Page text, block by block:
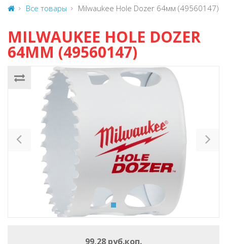
Все товары Milwaukee Hole Dozer 64мм (49560147)
MILWAUKEE HOLE DOZER
64ММ (49560147)
Previous
99,28 руб.коп.